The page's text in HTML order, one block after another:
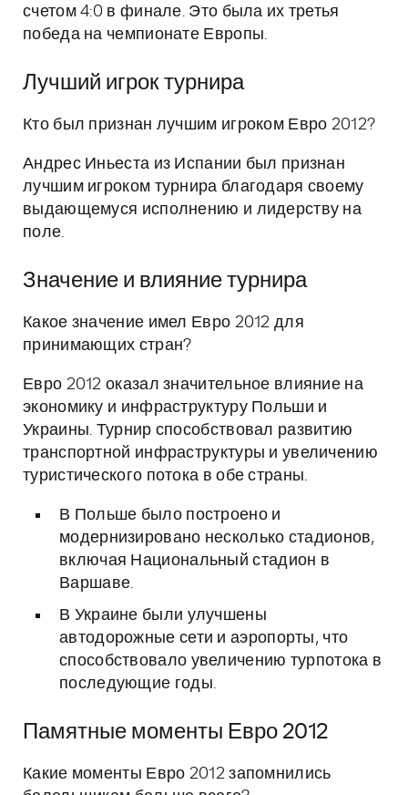
счетом 4:0 в финале. Это была их третья
победа на чемпионате Европы.
Лучший игрок турнира
Кто был признан лучшим игроком Евро 2012?
Андрес Иньеста из Испании был признан
лучшим игроком турнира благодаря своему
выдающемуся исполнению и лидерству на
поле.
Значение и влияние турнира
Какое значение имел Евро 2012 для
принимающих стран?
Евро 2012 оказал значительное влияние на
экономику и инфраструктуру Польши и
Украины. Турнир способствовал развитию
транспортной инфраструктуры и увеличению
туристического потока в обе страны.
В Польше было построено и
модернизировано несколько стадионов,
включая Национальный стадион в
Варшаве.
В Украине были улучшены
автодорожные сети и аэропорты, что
способствовало увеличению турпотока в
последующие годы.
Памятные моменты Евро 2012
Какие моменты Евро 2012 запомнились